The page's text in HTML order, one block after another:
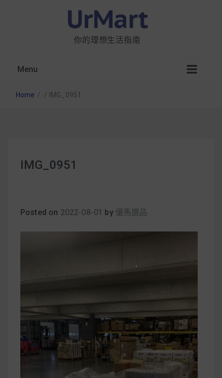
你的理想生活指南
Menu
析：成分、營養價值及其優缺點
運動健身飲食建議
2020 年最新蛋白粉終極指南，讓你一次搞
清楚！
Home / / IMG_0951
IMG_0951
Posted on 2022-08-01 by 優馬選品